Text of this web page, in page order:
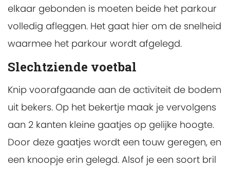
elkaar gebonden is moeten beide het parkour
volledig afleggen. Het gaat hier om de snelheid
waarmee het parkour wordt afgelegd.
Slechtziende voetbal
Knip voorafgaande aan de activiteit de bodem
uit bekers. Op het bekertje maak je vervolgens
aan 2 kanten kleine gaatjes op gelijke hoogte.
Door deze gaatjes wordt een touw geregen, en
een knoopje erin gelegd. Alsof je een soort bril